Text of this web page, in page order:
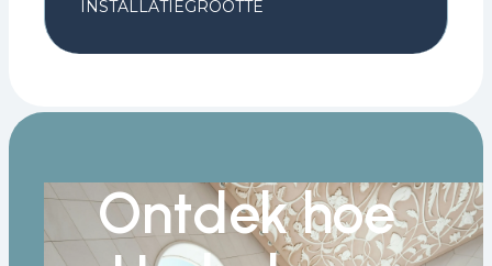
INSTALLATIEGROOTTE
Ontdek hoe